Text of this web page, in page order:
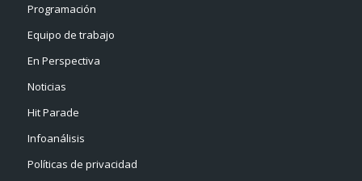
Programación
Equipo de trabajo
En Perspectiva
Noticias
Hit Parade
Infoanálisis
Políticas de privacidad